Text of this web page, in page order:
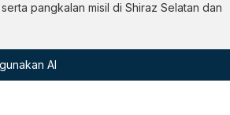
pangkalan misil di Shiraz Selatan dan
AI